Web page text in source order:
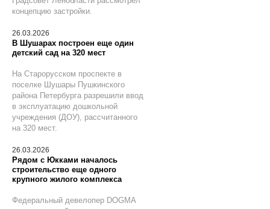
концепцию застройки.
26.03.2026
В Шушарах построен еще один
детский сад на 320 мест
На Старорусском проспекте в
поселке Шушары Пушкинского
района Петербурга разрешили ввод
в эксплуатацию дошкольной
учреждения (ДОУ), рассчитанного
на 320 мест.
26.03.2026
Рядом с Юкками началось
строительство еще одного
крупного жилого комплекса
Федеральный девелопер DOGMA